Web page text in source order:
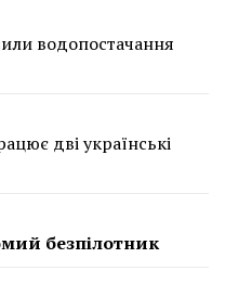
водопостачання
дві українські
безпілотник